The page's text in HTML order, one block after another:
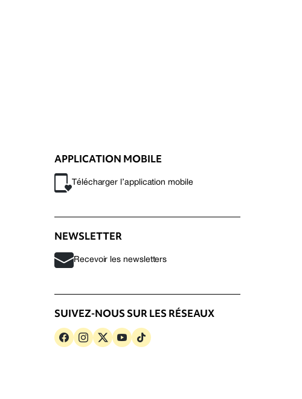
APPLICATION MOBILE
Télécharger l’application mobile
NEWSLETTER
Recevoir les newsletters
SUIVEZ-NOUS SUR LES RÉSEAUX